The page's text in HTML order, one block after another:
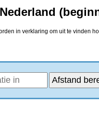
in verklaring om uit te vinden